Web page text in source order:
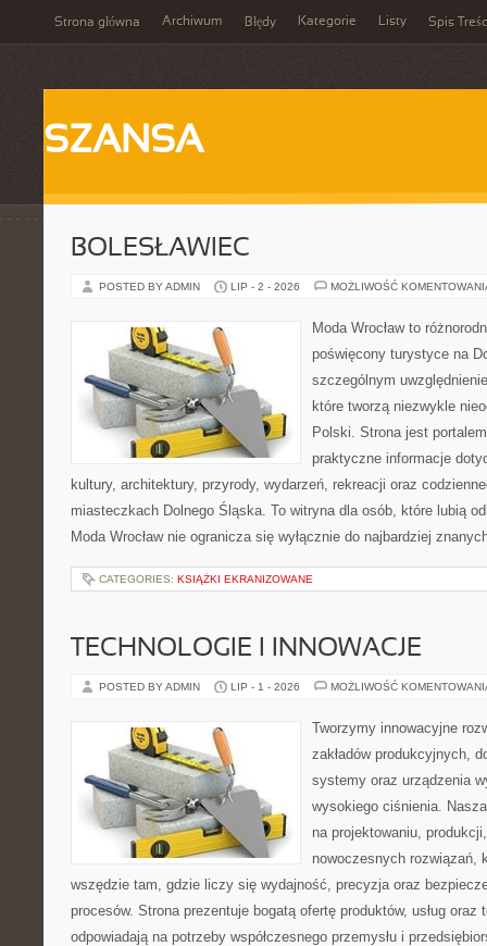
Strona główna Archiwum Błędy Kategorie Listy Spis
SZANSA
BOLESŁAWIEC
POSTED BY ADMIN LIP - 2 - 2026 MOŻLIWOŚĆ
Moda Wrocław to
poświęcony turystyce na
szczególnym
które tworzą niezwykle
Polski. Strona jest
praktyczne informacje
kultury, architektury, przyrody, wydarzeń, rekreacji oraz
miasteczkach Dolnego Śląska. To witryna dla osób, które lubią
Moda Wrocław nie ogranicza się wyłącznie do najbardziej
CATEGORIES: KSIĄŻKI EKRANIZOWANE
TECHNOLOGIE I INNOWACJE
POSTED BY ADMIN LIP - 1 - 2026 MOŻLIWOŚĆ
Tworzymy innowacyjne
zakładów produkcyjnych,
systemy oraz urządzenia
wysokiego ciśnienia.
na projektowaniu,
nowoczesnych rozwiązań,
wszędzie tam, gdzie liczy się wydajność, precyzja oraz
procesów. Strona prezentuje bogatą ofertę produktów, usług oraz
odpowiadają na potrzeby współczesnego przemysłu i